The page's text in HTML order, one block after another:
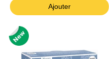
Ajouter